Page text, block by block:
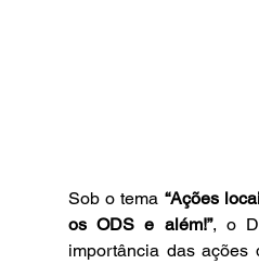
Sob o tema “Ações
os ODS e além!”, o
importância das ações